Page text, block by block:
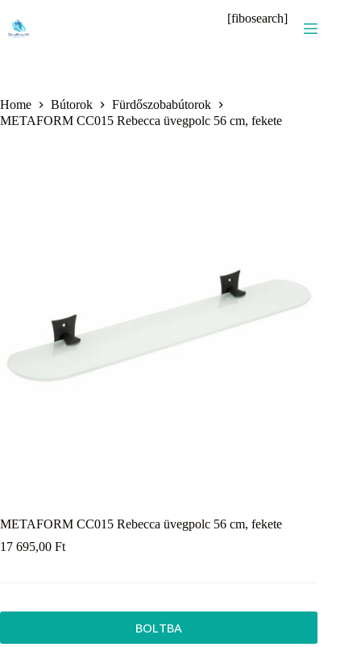
content
[fibosearch]
Home Bútorok
Fürdőszobabútorok
METAFORM CC015 Rebecca üvegpolc 56 cm, fekete
METAFORM CC015 Rebecca üvegpolc 56 cm, fekete
17 695,00 Ft
BOLTBA